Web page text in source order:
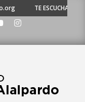
TE ESCUCHAMOS -